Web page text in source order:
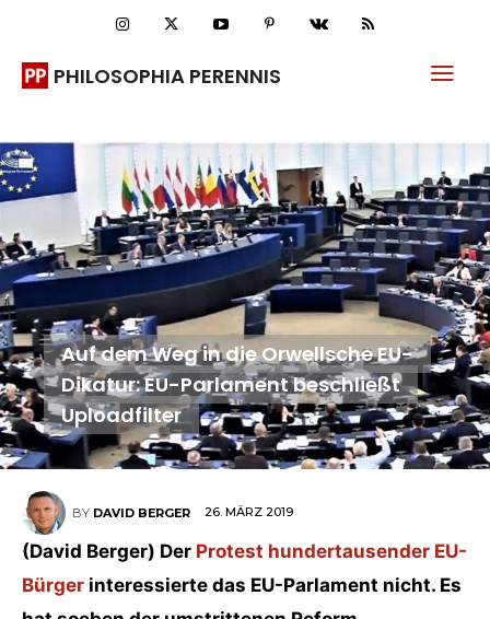
PHILOSOPHIA PERENNIS
Auf dem Weg in die Orwellsche EU-
Dikatur: EU-Parlament beschließt
Uploadfilter
BY DAVID BERGER 26. MÄRZ 2019
(David Berger) Der Protest hundertausender EU-
Bürger interessierte das EU-Parlament nicht. Es